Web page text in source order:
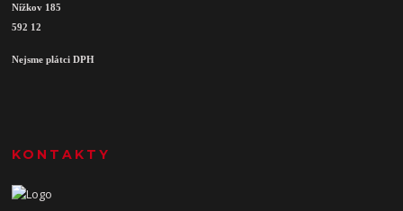
Nížkov 185
592 12
Nejsme plátci DPH
KONTAKTY